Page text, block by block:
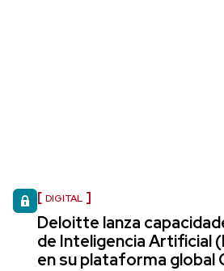
DIGITAL
Deloitte lanza
de Inteligencia Artificial
en su plataforma global